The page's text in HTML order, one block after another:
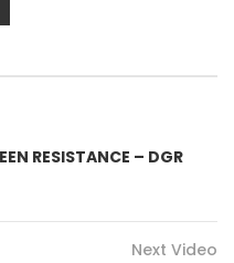
RESISTANCE – DGR
Next Video